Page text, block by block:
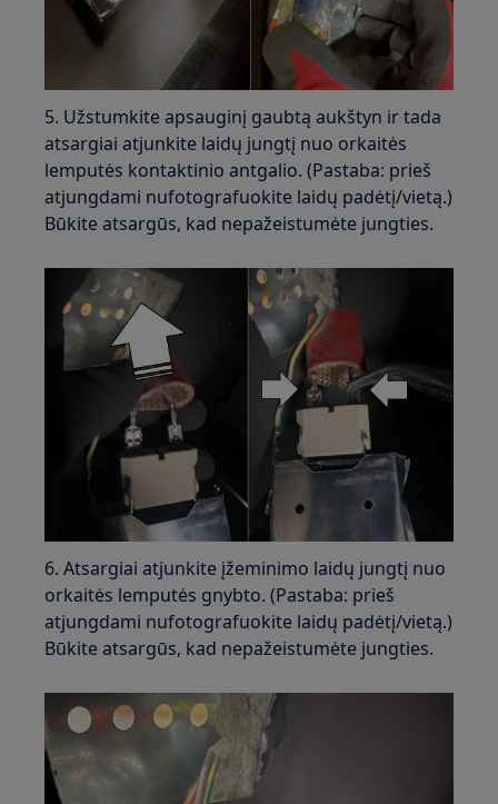
5. Užstumkite apsauginį gaubtą aukštyn ir tada
atsargiai atjunkite laidų jungtį nuo orkaitės
lemputės kontaktinio antgalio. (Pastaba: prieš
atjungdami nufotografuokite laidų padėtį/vietą.)
Būkite atsargūs, kad nepažeistumėte jungties.
6. Atsargiai atjunkite įžeminimo laidų jungtį nuo
orkaitės lemputės gnybto. (Pastaba: prieš
atjungdami nufotografuokite laidų padėtį/vietą.)
Būkite atsargūs, kad nepažeistumėte jungties.